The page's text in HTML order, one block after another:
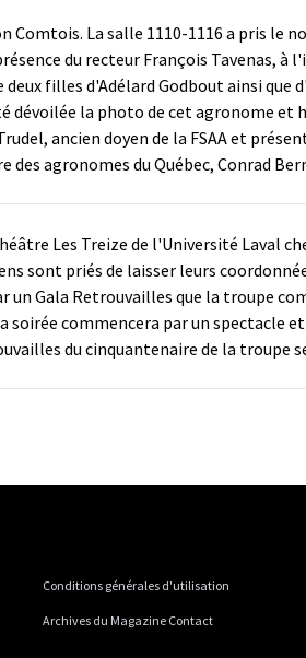
La salle 1110-1116 a pris le
du recteur François Tavenas, à
filles d'Adélard Godbout ainsi que
dévoilée la photo de cet agronome
ancien doyen de la FSAA et
agronomes du Québec, Conrad
Les Treize de l'Université Laval
sont priés de laisser leurs
Gala Retrouvailles que la troupe
commencera par un spectacle
du cinquantenaire de la troupe
Conditions générales d'utilisation
Archives du Magazine Contact